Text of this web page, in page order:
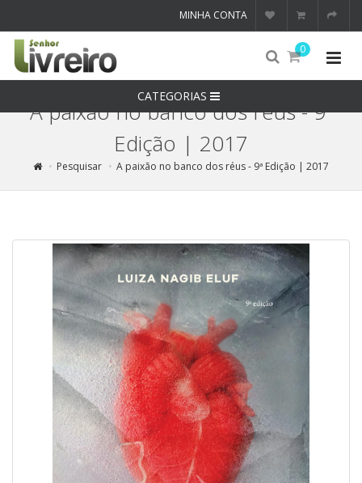
MINHA CONTA
0
CATEGORIAS
A paixão no banco dos réus - 9ª
Edição | 2017
Pesquisar A paixão no banco dos réus - 9ª Edição | 2017